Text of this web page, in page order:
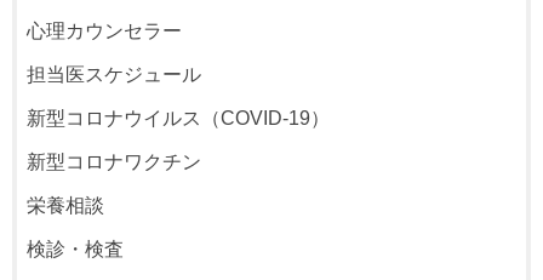
心理カウンセラー
担当医スケジュール
新型コロナウイルス（COVID-19）
新型コロナワクチン
栄養相談
検診・検査